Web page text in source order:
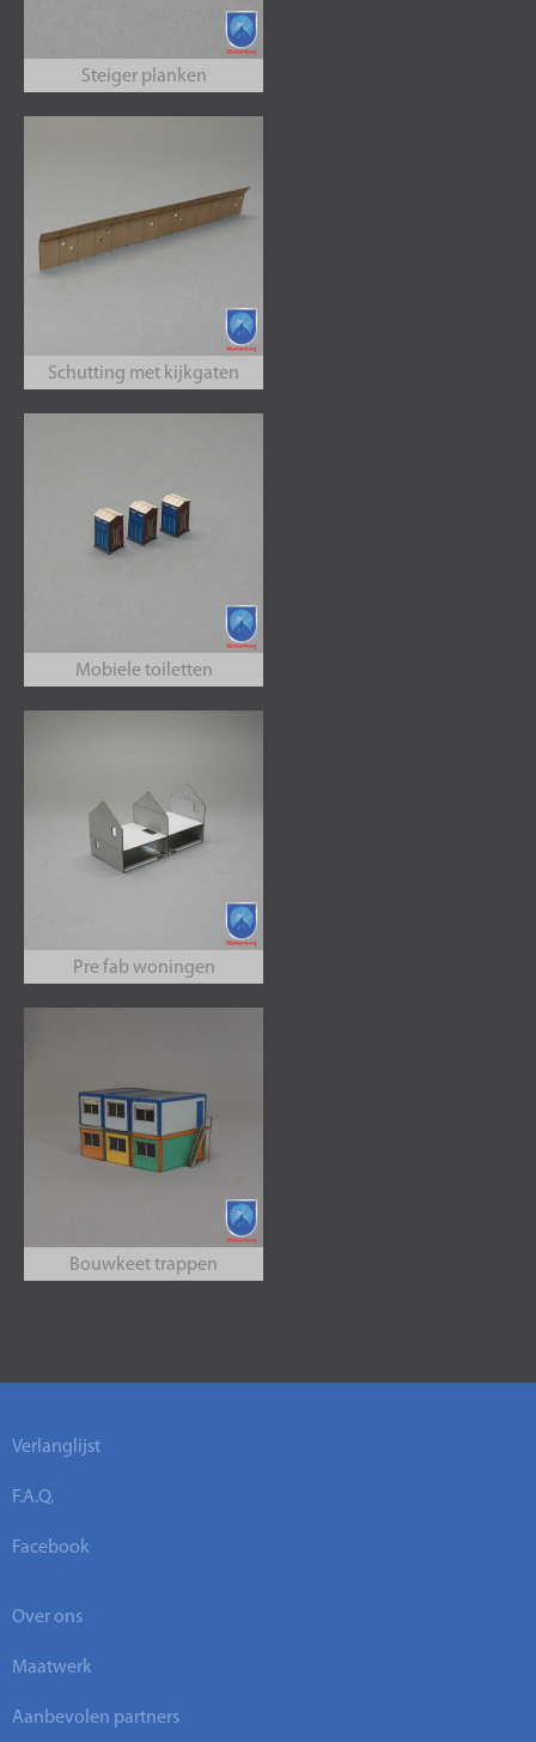
Steiger planken
Schutting met kijkgaten
Mobiele toiletten
Pre fab woningen
Bouwkeet trappen
Verlanglijst
F.A.Q.
Facebook
Over ons
Maatwerk
Aanbevolen partners